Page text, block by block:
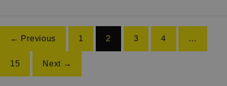
← Previous 1 2 3 4 …
15 Next →